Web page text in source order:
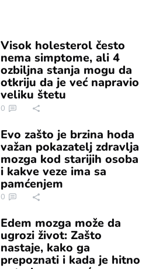
Visok holesterol često
nema simptome, ali 4
ozbiljna stanja mogu da
otkriju da je već napravio
veliku štetu
0
Evo zašto je brzina hoda
važan pokazatelj zdravlja
mozga kod starijih osoba
i kakve veze ima sa
pamćenjem
0
Edem mozga može da
ugrozi život: Zašto
nastaje, kako ga
prepoznati i kada je hitno